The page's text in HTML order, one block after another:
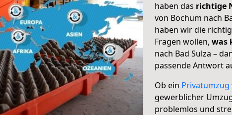
haben das richtige
von Bochum nach
haben wir die
Fragen wollen, was
nach Bad Sulza –
passende Antwort
Ob ein Privatumzug
gewerblicher
problemlos und